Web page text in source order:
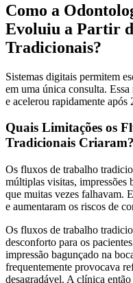
Como a
Evoluiu a Partir
Tradicionais?
Sistemas digitais permitem
em uma única consulta.
e acelerou rapidamente após
Quais Limitações os
Tradicionais Criaram?
Os fluxos de trabalho
múltiplas visitas, impressões
que muitas vezes falhavam.
e aumentaram os riscos de
Os fluxos de trabalho
desconforto para os
impressão bagunçado na
frequentemente provocava
desagradável. A clínica